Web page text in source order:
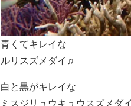
青くてキレイな
ルリスズメダイ♫
白と黒がキレイな
ミスジリュウキュウスズメダ